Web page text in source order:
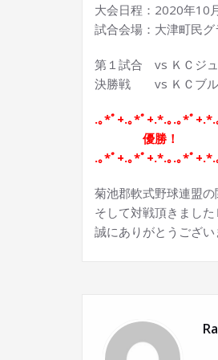
大会日程：2020年10
試合会場：大津町民グ
第１試合 vs ＫＣジ
決勝戦 vs ＫＣブ
.｡*ﾟ+.｡*ﾟ+.*.｡.｡*ﾟ+.*.
優勝！
.｡*ﾟ+.｡*ﾟ+.*.｡.｡*ﾟ+.*.
菊池郡軟式野球連盟の
そして対戦頂きまし
誠にありがとうござい